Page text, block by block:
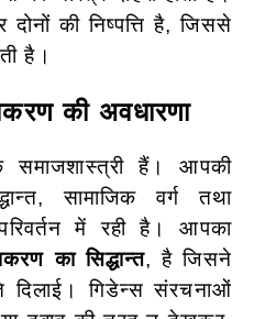
दोनों की निष्पत्ति है, जिससे
है।
की अवधारणा
समाजशास्त्री हैं। आपकी
सामाजिक वर्ग तथा
में रही है। आपका
का सिद्धान्त, है जिसने
दिलाई। गिडेन्स संरचनाओं